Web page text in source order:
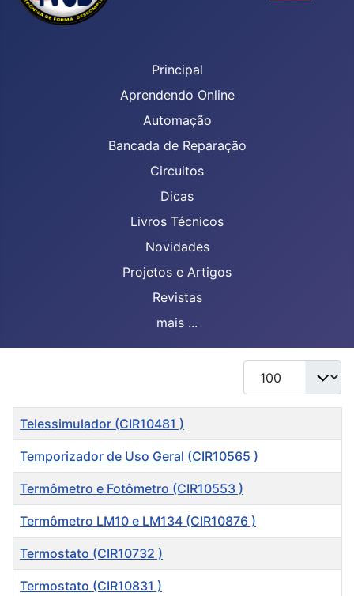
Principal
Aprendendo Online
Automação
Bancada de Reparação
Circuitos
Dicas
Livros Técnicos
Novidades
Projetos e Artigos
Revistas
mais ...
Mostrar #
Título
Telessimulador (CIR10481 )
Temporizador de Uso Geral (CIR10565 )
Termômetro e Fotômetro (CIR10553 )
Termômetro LM10 e LM134 (CIR10876 )
Termostato (CIR10732 )
Termostato (CIR10831 )